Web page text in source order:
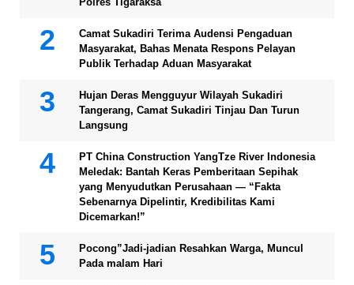
Camat Sukadiri Terima Audensi Pengaduan
Masyarakat, Bahas Menata Respons Pelayan
Publik Terhadap Aduan Masyarakat
Hujan Deras Mengguyur Wilayah Sukadiri
Tangerang, Camat Sukadiri Tinjau Dan Turun
Langsung
PT China Construction YangTze River Indonesia
Meledak: Bantah Keras Pemberitaan Sepihak
yang Menyudutkan Perusahaan — “Fakta
Sebenarnya Dipelintir, Kredibilitas Kami
Dicemarkan!”
Pocong”Jadi-jadian Resahkan Warga, Muncul
Pada malam Hari